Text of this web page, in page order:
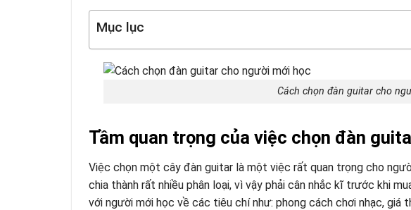
Mục lục
Cách chọn đàn guitar cho
Tầm quan trọng của việc chọn đàn
Việc chọn một cây đàn guitar là một việc rất quan trọng cho
chia thành rất nhiều phân loại, vì vậy phải cân nhắc kĩ trước khi
với người mới học về các tiêu chí như: phong cách chơi nhạc, giá